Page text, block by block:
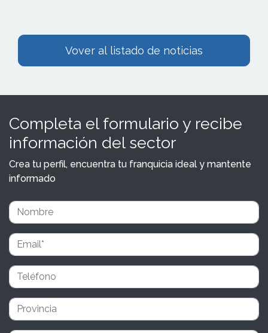
Vover al listado de noticias
Completa el formulario y recibe
información del sector
Crea tu perfil, encuentra tu franquicia ideal y mantente
informado